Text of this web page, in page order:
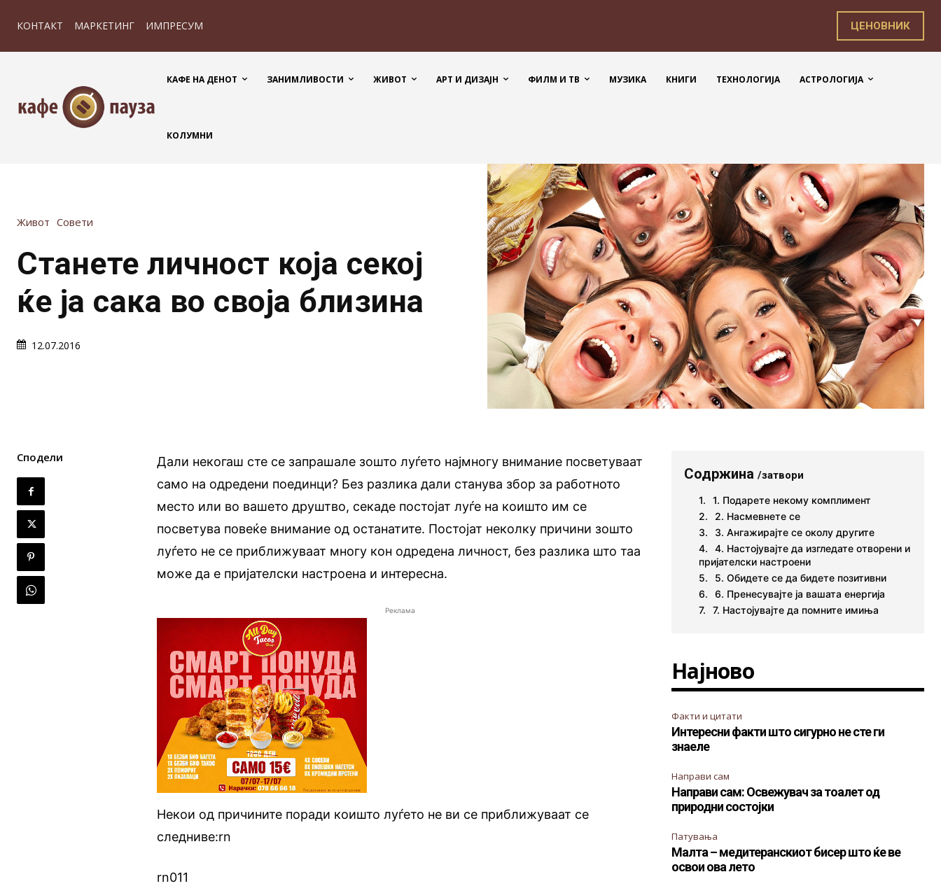
КОНТАКТ МАРКЕТИНГ ИМПРЕСУМ ЦЕНОВНИК
КАФЕ НА ДЕНОТ ЗАНИМЛИВОСТИ ЖИВОТ АРТ И ДИЗАЈН ФИЛМ И ТВ МУЗИКА КНИГИ ТЕХНОЛОГИЈА АСТРОЛОГИЈА
КОЛУМНИ
Живот Совети
Станете личност која секој
ќе ја сака во своја близина
12.07.2016
Сподели
Дали некогаш сте се запрашале зошто луѓето најмногу внимание посветуваат
само на одредени поединци? Без разлика дали станува збор за работното
место или во вашето друштво, секаде постојат луѓе на коишто им се
посветува повеќе внимание од останатите. Постојат неколку причини зошто
луѓето не се приближуваат многу кон одредена личност, без разлика што таа
може да е пријателски настроена и интересна.
Реклама
Некои од причините поради коишто луѓето не ви се приближуваат се
следниве:rn
rn011
Содржина/затвори
1. Подарете некому комплимент
2. Насмевнете се
3. Ангажирајте се околу другите
4. Настојувајте да изгледате отворени и
пријателски настроени
5. Обидете се да бидете позитивни
6. Пренесувајте ја вашата енергија
7. Настојувајте да помните имиња
Најново
Факти и цитати
Интересни факти што сигурно не сте ги
знаеле
Направи сам
Направи сам: Освежувач за тоалет од
природни состојки
Патувања
Малта – медитеранскиот бисер што ќе ве
освои ова лето